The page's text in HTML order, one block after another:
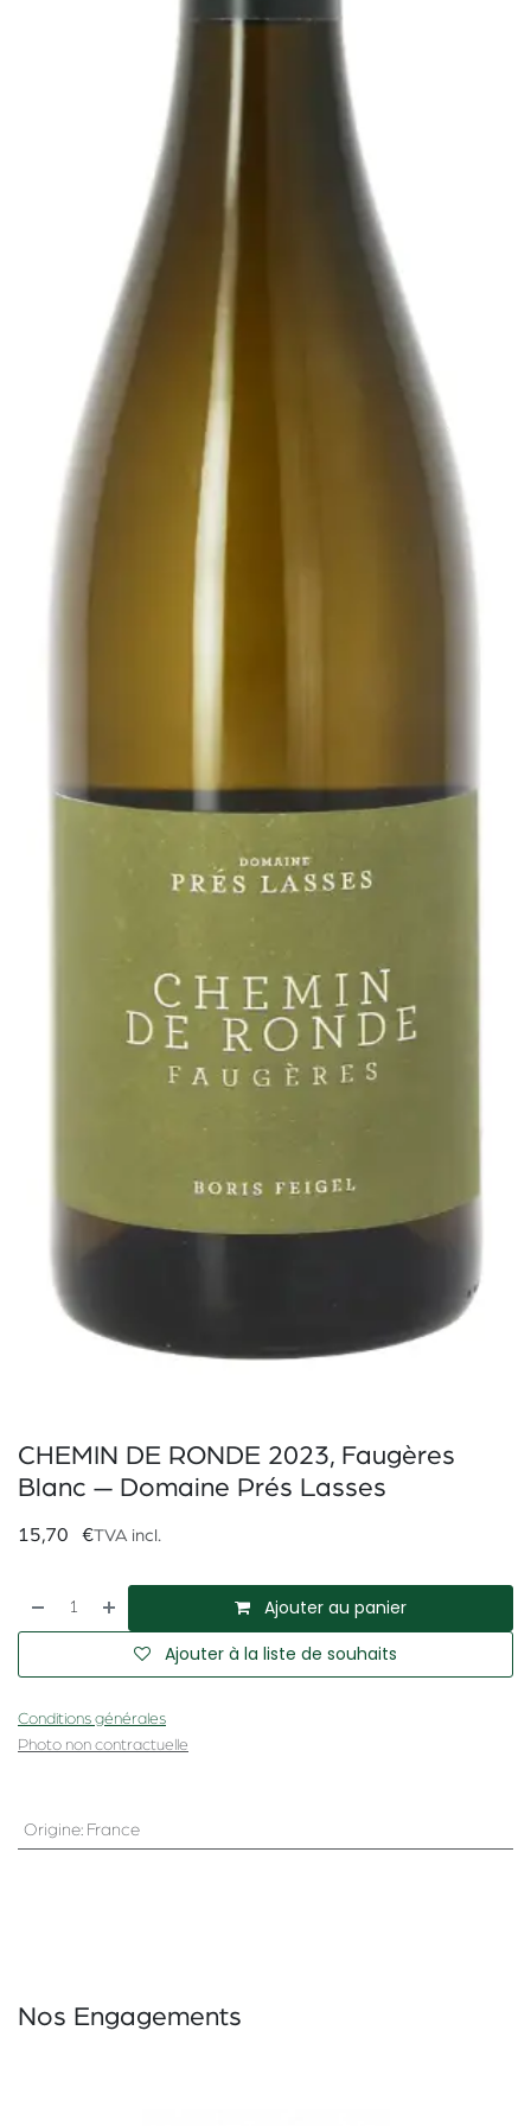
CHEMIN DE RONDE 2023, Faugères
Blanc — Domaine Prés Lasses
15,70 €TVA incl.
Ajouter au panier
Ajouter à la liste de souhaits
Conditions générales
Photo non contractuelle
Origine: France
Nos Engagements